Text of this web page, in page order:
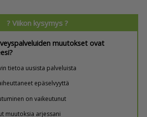
? Viikon kysymys ?
muutokset ovat
tietoa uusista palveluista
epäselvyyttä
on vaikeutunut
muutoksia arjessani